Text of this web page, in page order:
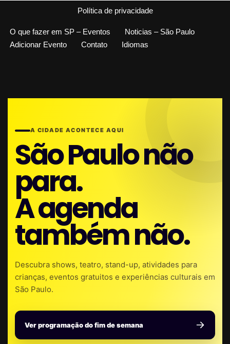
Política de privacidade
O que fazer em SP – Eventos
Noticias – São Paulo
Adicionar Evento
Contato Idiomas
A CIDADE ACONTECE AQUI
São Paulo não
para.
A agenda
também não.
Descubra shows, teatro, stand-up, atividades para
crianças, eventos gratuitos e experiências culturais em
São Paulo.
Ver programação do fim de semana